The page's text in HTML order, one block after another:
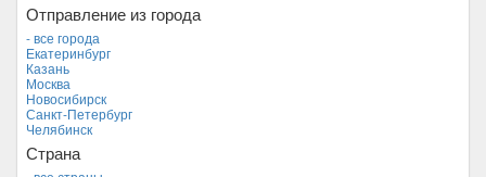
Отправление из города
- все города
Екатеринбург
Казань
Москва
Новосибирск
Санкт-Петербург
Челябинск
Страна